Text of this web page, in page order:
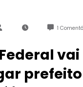
1
vai